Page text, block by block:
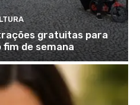
gratuitas para
de semana